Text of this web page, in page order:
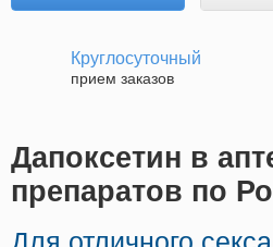
Круглосуточный
прием заказов
Дапоксетин в
препаратов по